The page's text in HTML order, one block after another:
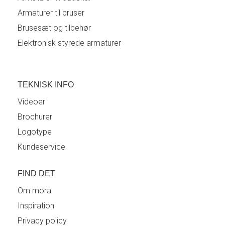
Armaturer til bruser
Brusesæt og tilbehør
Elektronisk styrede armaturer
TEKNISK INFO
Videoer
Brochurer
Logotype
Kundeservice
FIND DET
Om mora
Inspiration
Privacy policy